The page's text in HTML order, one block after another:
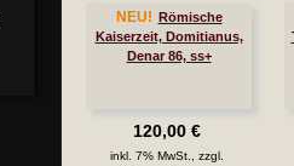
NEU!
Römische
Kaiserzeit, Domitianus,
Denar 86, ss+
120,00 €
inkl. 7% MwSt., zzgl.